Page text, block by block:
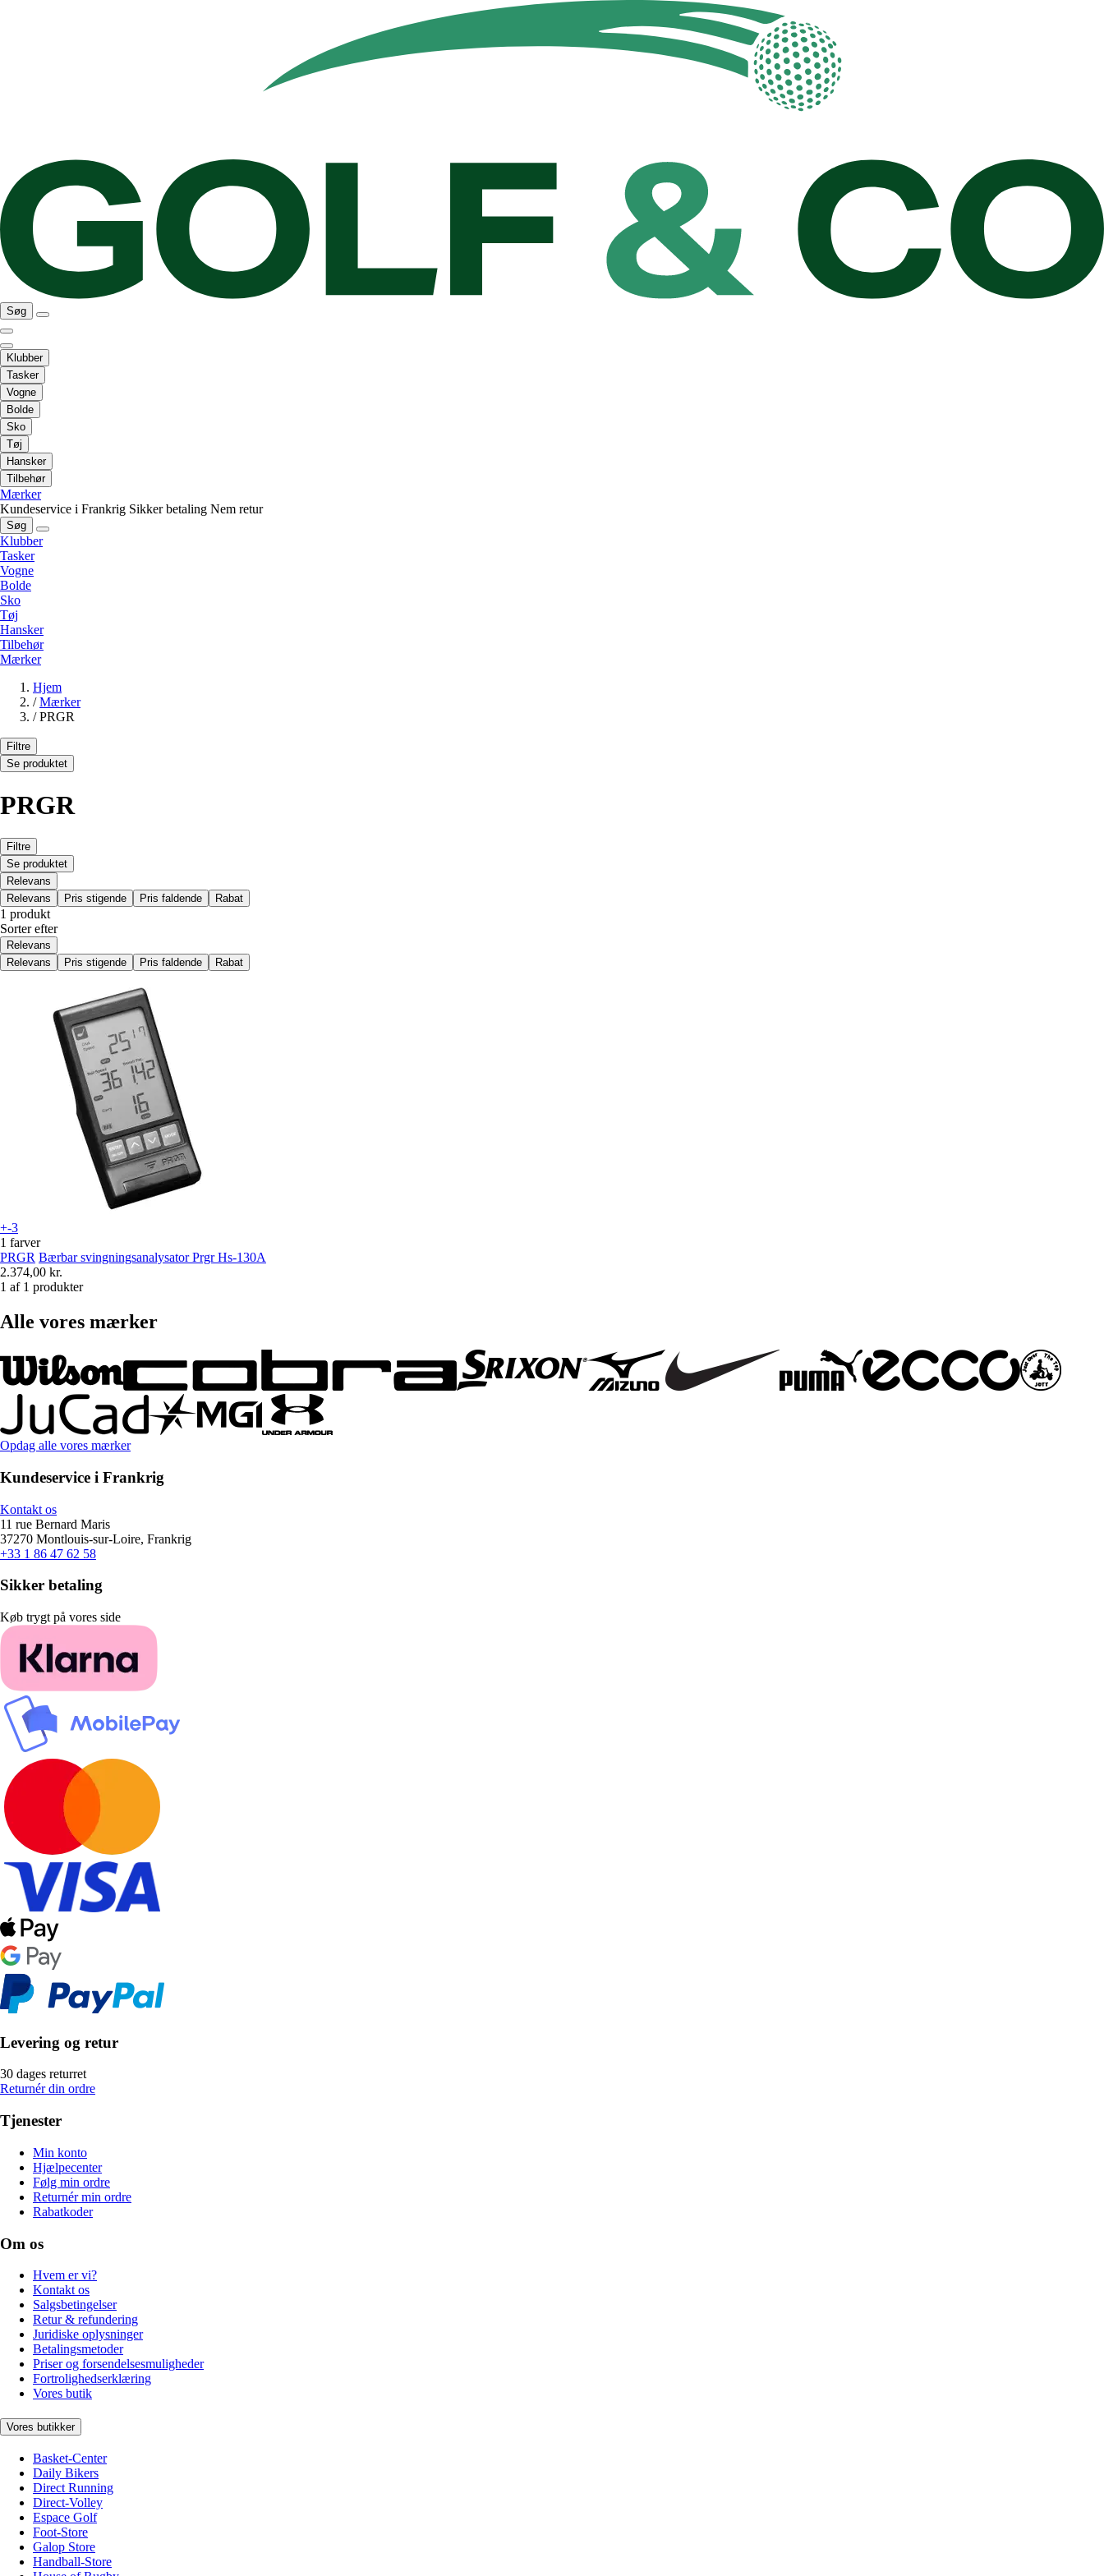
Søg
Klubber
Tasker
Vogne
Bolde
Sko
Tøj
Hansker
Tilbehør
Mærker
Kundeservice i Frankrig Sikker betaling Nem retur
Søg
Klubber
Tasker
Vogne
Bolde
Sko
Tøj
Hansker
Tilbehør
Mærker
Hjem
/ Mærker
/ PRGR
Filtre
Se produktet
PRGR
Filtre
Se produktet
Relevans
Relevans
Pris stigende Pris faldende Rabat
1 produkt
Sorter efter
Relevans
Relevans
Pris stigende Pris faldende Rabat
+-3
1 farver
PRGR Bærbar svingningsanalysator Prgr Hs-130A
2.374,00 kr.
1 af 1 produkter
Alle vores mærker
Opdag alle vores mærker
Kundeservice i Frankrig
Kontakt os
11 rue Bernard Maris
37270 Montlouis-sur-Loire, Frankrig
+33 1 86 47 62 58
Sikker betaling
Køb trygt på vores side
Levering og retur
30 dages returret
Returnér din ordre
Tjenester
Min konto
Hjælpecenter
Følg min ordre
Returnér min ordre
Rabatkoder
Om os
Hvem er vi?
Kontakt os
Salgsbetingelser
Retur & refundering
Juridiske oplysninger
Betalingsmetoder
Priser og forsendelsesmuligheder
Fortrolighedserklæring
Vores butik
Vores butikker
Basket-Center
Daily Bikers
Direct Running
Direct-Volley
Espace Golf
Foot-Store
Galop Store
Handball-Store